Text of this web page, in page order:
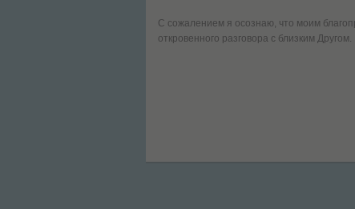
С сожалением я осознаю, что моим
откровенного разговора с близким Другом.